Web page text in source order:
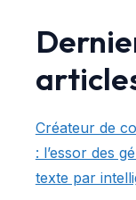
Créateur de
: l’essor des
texte par